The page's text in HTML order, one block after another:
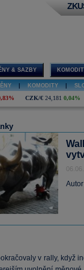
& SAZBY
KOMODITY
CZK/€ 24,181 0,04%
v rally, když